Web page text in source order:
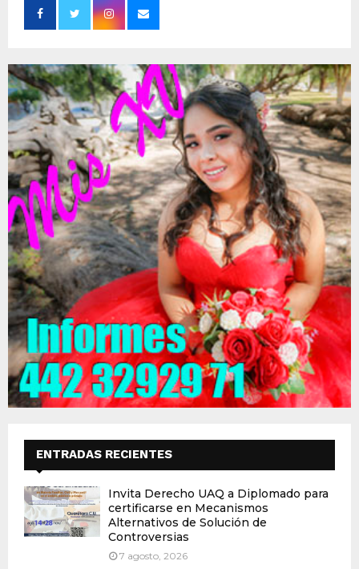
ENTRADAS RECIENTES
Invita Derecho UAQ a Diplomado para
certificarse en Mecanismos
Alternativos de Solución de
Controversias
7 agosto, 2026